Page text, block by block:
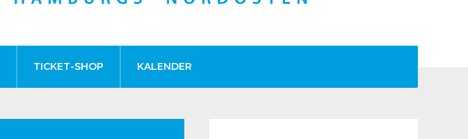
TICKET-SHOP KALENDER